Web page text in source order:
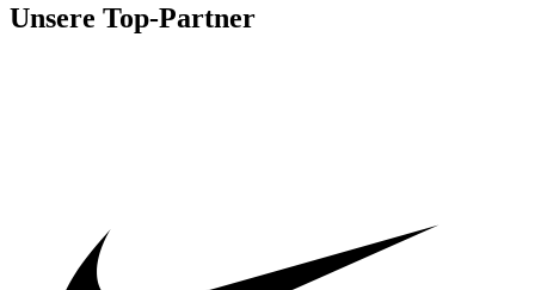
Unsere Top-Partner